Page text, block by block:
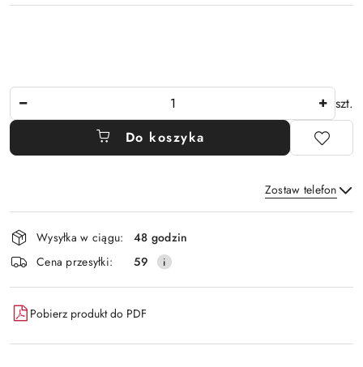
szt.
Do koszyka
Zostaw telefon
Wyślij
Dostępność
i
dostawa
Wysyłka w ciągu:
48 godzin
Cena przesyłki:
59
Pobierz produkt do PDF